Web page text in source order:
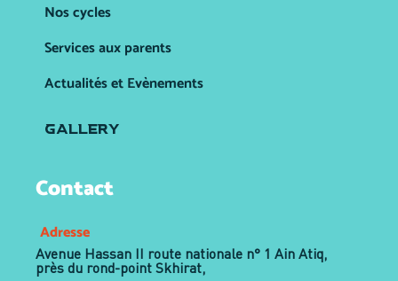
Nos cycles
Services aux parents
Actualités et Evènements
GALLERY
Contact
Adresse
Avenue Hassan II route nationale n° 1 Ain Atiq,
près du rond-point Skhirat,